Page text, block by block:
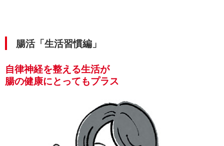
腸活「生活習慣編」
自律神経を整える生活が
腸の健康にとってもプラス